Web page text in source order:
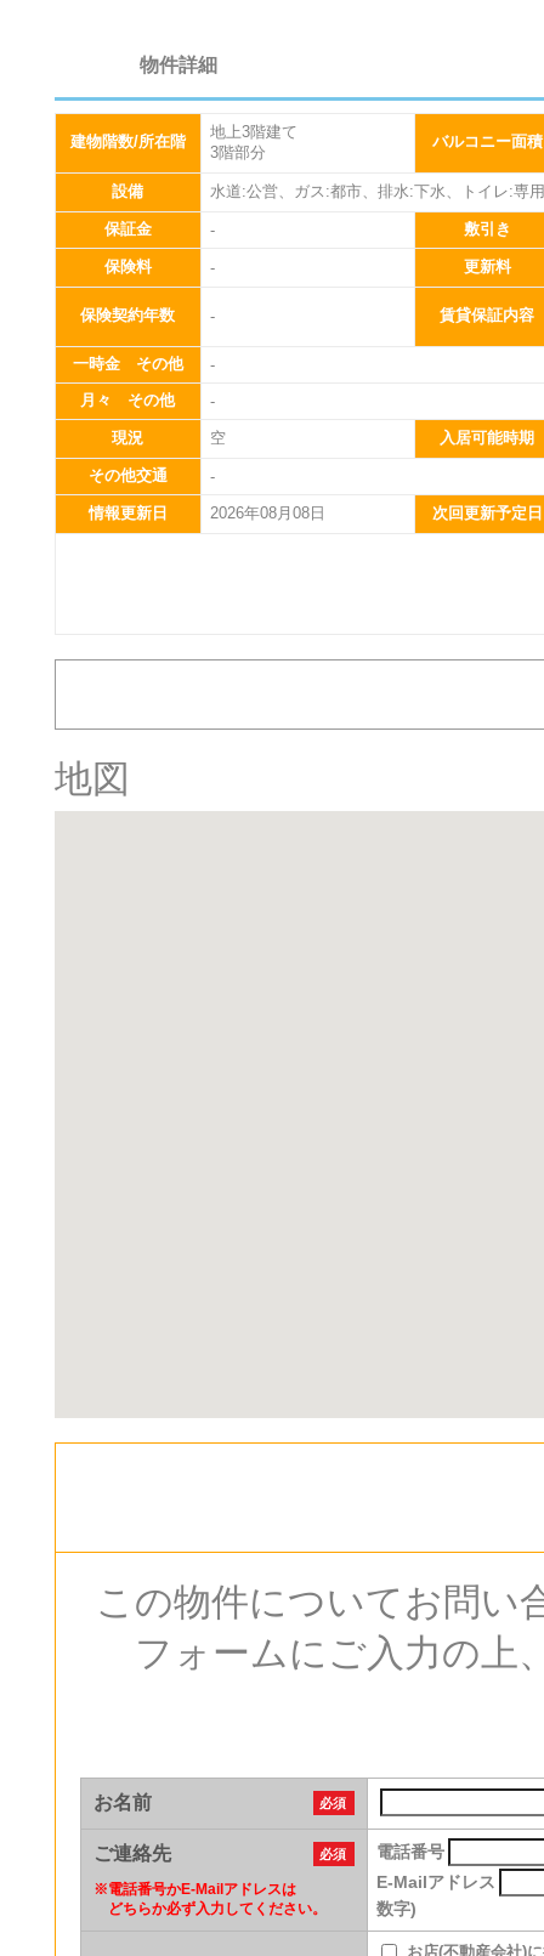
物件詳細
建物階数/所在階
地上3階建て
3階部分
バルコニー面積
設備 水道:公営、ガス:都市、排水:下水、トイレ:専
保証金 - 敷引き
保険料 - 更新料
保険契約年数 - 賃貸保証内容
一時金 その他
-
月々 その他
-
現況
空 入居可能時期
その他交通
-
情報更新日
2026年08月08日 次回更新予定日
地図
この物件についてお問い
フォームにご入力の上
お名前 必須
ご連絡先 必須
※電話番号かE-Mailアドレスは
どちらか必ず入力してください。
電話番号
E-Mailアドレス
数字)
お店(不動産会社)